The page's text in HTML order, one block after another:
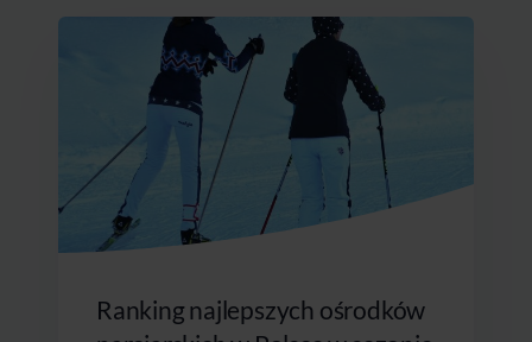
Ranking najlepszych ośrodków